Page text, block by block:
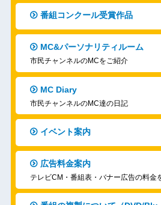
番組コンクール受賞作品
MC&パーソナリティルーム
市民チャンネルのMCをご紹介
MC Diary
市民チャンネルのMC達の日記
イベント案内
広告料金案内
テレビCM・番組表・バナー広告の料金